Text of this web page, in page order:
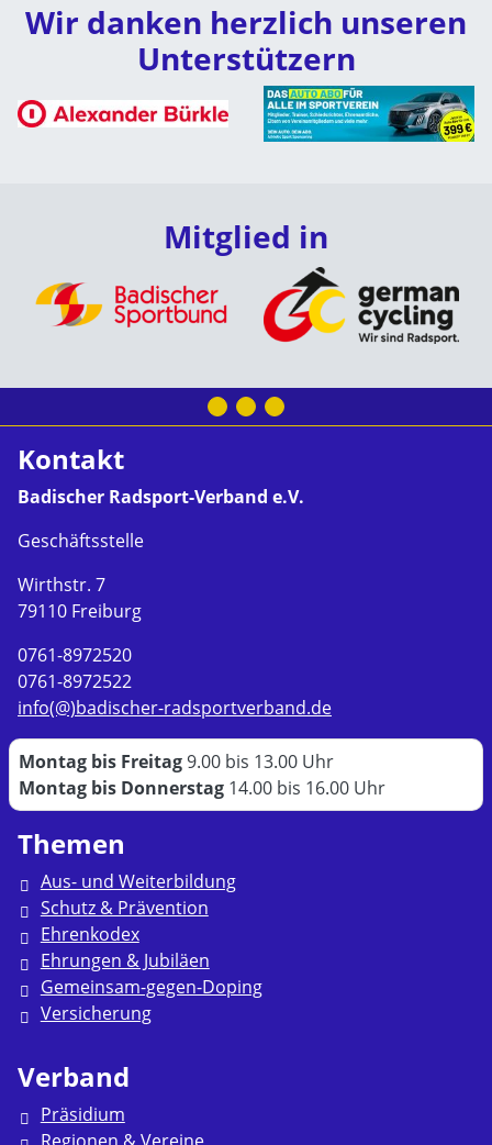
Wir danken herzlich unseren
Unterstützern
Mitglied in
Kontakt
Badischer Radsport-Verband e.V.
Geschäftsstelle
Wirthstr. 7
79110 Freiburg
0761-8972520
0761-8972522
info(@)badischer-radsportverband.de
Montag bis Freitag9.00 bis 13.00 Uhr
Montag bis Donnerstag 14.00 bis 16.00 Uhr
Themen
Aus- und Weiterbildung
Schutz & Prävention
Ehrenkodex
Ehrungen & Jubiläen
Gemeinsam-gegen-Doping
Versicherung
Verband
Präsidium